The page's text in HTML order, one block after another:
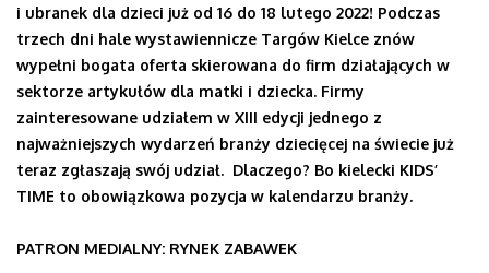
i ubranek dla dzieci już od 16 do 18 lutego 2022! Podczas
trzech dni hale wystawiennicze Targów Kielce znów
wypełni bogata oferta skierowana do firm działających w
sektorze artykułów dla matki i dziecka. Firmy
zainteresowane udziałem w XIII edycji jednego z
najważniejszych wydarzeń branży dziecięcej na świecie już
teraz zgłaszają swój udział. Dlaczego? Bo kielecki KIDS’
TIME to obowiązkowa pozycja w kalendarzu branży.
PATRON MEDIALNY: RYNEK ZABAWEK